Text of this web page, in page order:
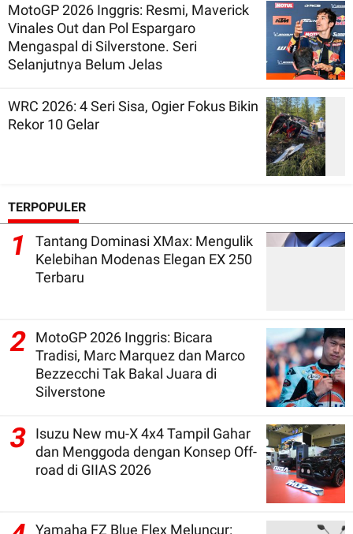
MotoGP 2026 Inggris: Resmi, Maverick
Vinales Out dan Pol Espargaro
Mengaspal di Silverstone. Seri
Selanjutnya Belum Jelas
WRC 2026: 4 Seri Sisa, Ogier Fokus Bikin
Rekor 10 Gelar
TERPOPULER
1
Tantang Dominasi XMax: Mengulik
Kelebihan Modenas Elegan EX 250
Terbaru
2
MotoGP 2026 Inggris: Bicara
Tradisi, Marc Marquez dan Marco
Bezzecchi Tak Bakal Juara di
Silverstone
3
Isuzu New mu-X 4x4 Tampil Gahar
dan Menggoda dengan Konsep Off-
road di GIIAS 2026
Yamaha FZ Blue Flex Meluncur: